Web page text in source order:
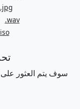
.jpg
.wav
سوف يتم العثور على